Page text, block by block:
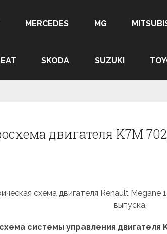
MERCEDES MG
SKODA SUZUKI
двигателя K7M
схема двигателя Renault Megane
выпуска.
системы управления двигателя